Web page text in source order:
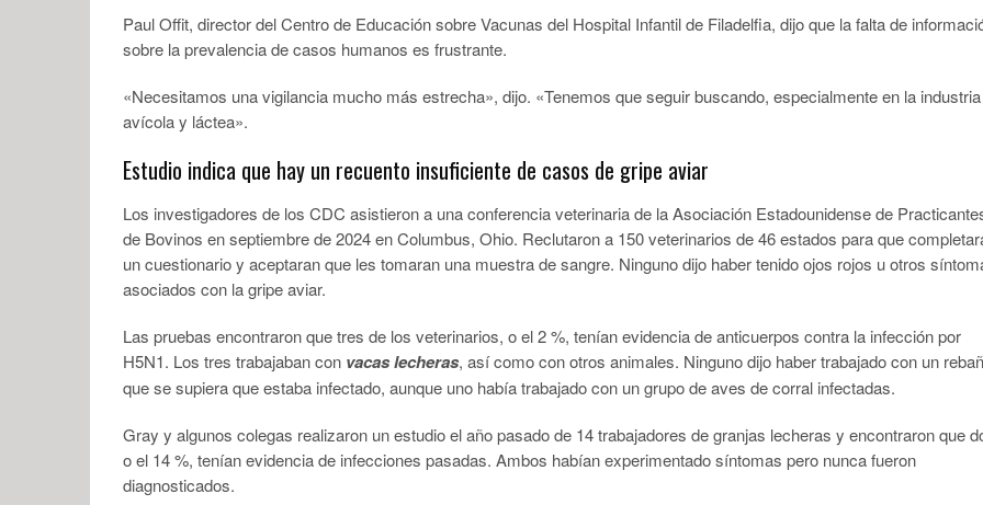
Paul Offit, director del Centro de Educación sobre Vacunas del Hospital Infantil de Filadelfia, dijo que la falta de
sobre la prevalencia de casos humanos es frustrante.
«Necesitamos una vigilancia mucho más estrecha», dijo. «Tenemos que seguir buscando, especialmente en la industria
avícola y láctea».
Estudio indica que hay un recuento insuficiente de casos de gripe aviar
Los investigadores de los CDC asistieron a una conferencia veterinaria de la Asociación Estadounidense de
de Bovinos en septiembre de 2024 en Columbus, Ohio. Reclutaron a 150 veterinarios de 46 estados para que
un cuestionario y aceptaran que les tomaran una muestra de sangre. Ninguno dijo haber tenido ojos rojos u otros
asociados con la gripe aviar.
Las pruebas encontraron que tres de los veterinarios, o el 2 %, tenían evidencia de anticuerpos contra la infección por
H5N1. Los tres trabajaban con vacas lecheras, así como con otros animales. Ninguno dijo haber trabajado con un
que se supiera que estaba infectado, aunque uno había trabajado con un grupo de aves de corral infectadas.
Gray y algunos colegas realizaron un estudio el año pasado de 14 trabajadores de granjas lecheras y encontraron que
o el 14 %, tenían evidencia de infecciones pasadas. Ambos habían experimentado síntomas pero nunca fueron
diagnosticados.